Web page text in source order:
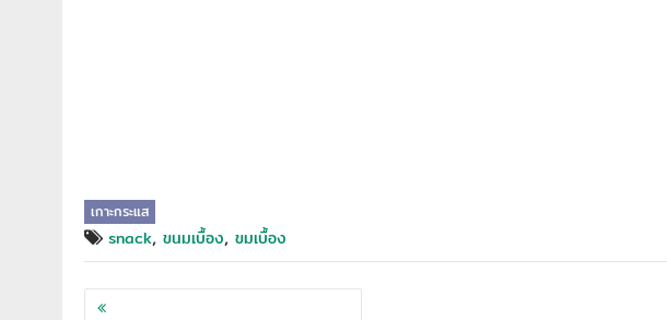
เกาะกระแส
snack, ขนมเบื้อง, ขมเบื้อง
Posts